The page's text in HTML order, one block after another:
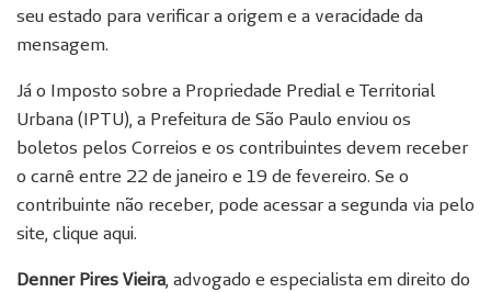
seu estado para verificar a origem e a veracidade da
mensagem.
Já o Imposto sobre a Propriedade Predial e Territorial
Urbana (IPTU), a Prefeitura de São Paulo enviou os
boletos pelos Correios e os contribuintes devem receber
o carnê entre 22 de janeiro e 19 de fevereiro. Se o
contribuinte não receber, pode acessar a segunda via pelo
site, clique aqui.
Denner Pires Vieira, advogado e especialista em direito do